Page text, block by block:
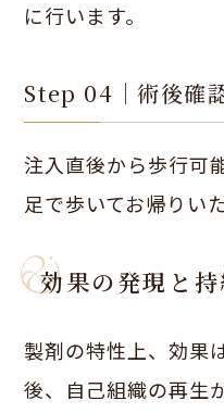
に行います。
Step 04｜術後確
注入直後から歩行可
足で歩いてお帰りい
効果の発現と持
製剤の特性上、効果
後、自己組織の再生